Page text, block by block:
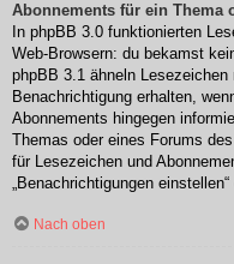
Abonnements für ein Thema
In phpBB 3.0 funktionierten
Web-Browsern: du bekamst
phpBB 3.1 ähneln
Benachrichtigung erhalten,
Abonnements hingegen
Themas oder eines Forums
für Lesezeichen und
„Benachrichtigungen
Nach oben